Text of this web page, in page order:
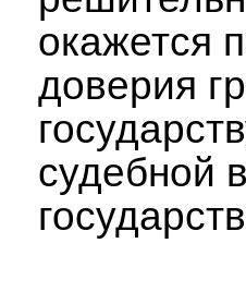
окажется
доверия
судебной